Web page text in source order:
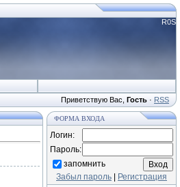
R0S
Приветствую Вас Гость · RSS
ФОРМА ВХОДА
Логин:
Пароль:
запомнить
Забыл пароль
Регистрация